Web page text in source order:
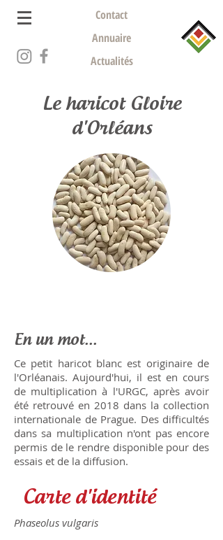
Contact
Annuaire
Actualités
Le haricot Gloire
d'Orléans
En un mot...
Ce petit haricot blanc est originaire de
l'Orléanais. Aujourd'hui, il est en cours
de multiplication à l'URGC, après avoir
été retrouvé en 2018 dans la collection
internationale de Prague. Des difficultés
dans sa multiplication n'ont pas encore
permis de le rendre disponible pour des
essais et de la diffusion.
Carte d'identité
Phaseolus vulgaris